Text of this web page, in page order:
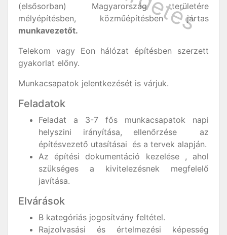
(elsősorban) Magyarország területére
mélyépítésben, közműépítésben jártas
munkavezetőt.
Telekom vagy Eon hálózat építésben szerzett
gyakorlat előny.
Munkacsapatok jelentkezését is várjuk.
Feladatok
Feladat a 3-7 fős munkacsapatok napi
helyszini irányítása, ellenőrzése az
építésvezető utasításai és a tervek alapján.
Az építési dokumentáció kezelése , ahol
szükséges a kivitelezésnek megfelelő
javítása.
Elvárások
B kategóriás jogosítvány feltétel.
Rajzolvasási és értelmezési képesség